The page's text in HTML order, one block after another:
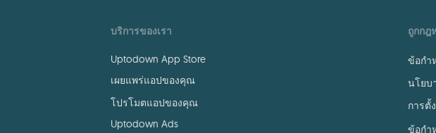
บริการของเรา
Uptodown App Store
เผยแพร่แอปของคุณ
โปรโมตแอปของคุณ
Uptodown Ads
ถูกกฎ
ข้อกำ
นโยบ
การตั้
ข้อกำ